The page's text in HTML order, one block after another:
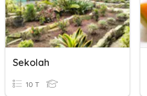
Sekolah
10 T